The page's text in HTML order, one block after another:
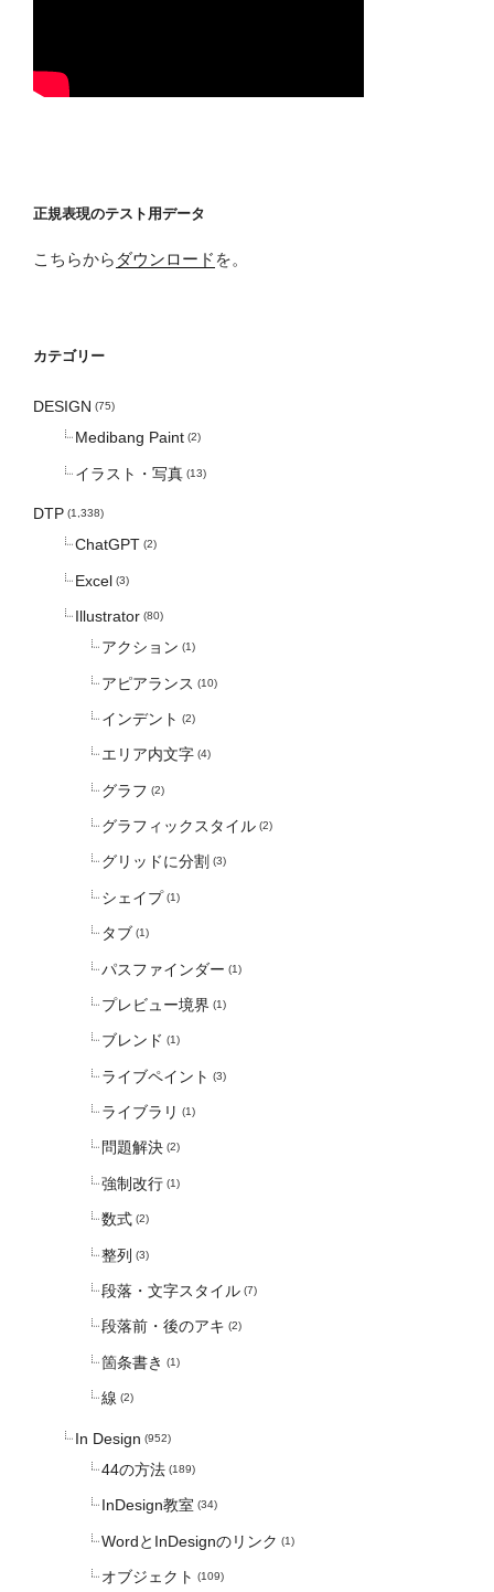
正規表現のテスト用データ
こちらから ダウンロード を。
カテゴリー
DESIGN (75)
Medibang Paint (2)
イラスト・写真 (13)
DTP (1,338)
ChatGPT (2)
Excel (3)
Illustrator (80)
アクション (1)
アピアランス (10)
インデント (2)
エリア内文字 (4)
グラフ (2)
グラフィックスタイル (2)
グリッドに分割 (3)
シェイプ (1)
タブ (1)
パスファインダー (1)
プレビュー境界 (1)
ブレンド (1)
ライブペイント (3)
ライブラリ (1)
問題解決 (2)
強制改行 (1)
数式 (2)
整列 (3)
段落・文字スタイル (7)
段落前・後のアキ (2)
箇条書き (1)
線 (2)
In Design (952)
44の方法 (189)
InDesign教室 (34)
WordとInDesignのリンク (1)
オブジェクト (109)